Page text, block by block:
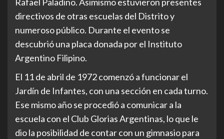
directivos de otras escuelas del Distrito y
numeroso público. Durante el evento se
descubrió una placa donada por el Instituto
Argentino Filipino.
El 11 de abril de 1972 comenzó a funcionar el
Jardín de Infantes, con una sección en cada turno.
Ese mismo año se procedió a comunicar a la
escuela con el Club Glorias Argentinas, lo que le
dio la posibilidad de contar con un gimnasio para